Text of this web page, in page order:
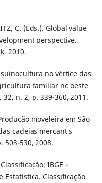
C. (Eds.). Global value
perspective.
2010.
suinocultura no vértice das
familiar no oeste
32, n. 2, p. 339-360, 2011.
moveleira em São
cadeias mercantis
503-530, 2008.
IBGE –
Estatística. Classificação